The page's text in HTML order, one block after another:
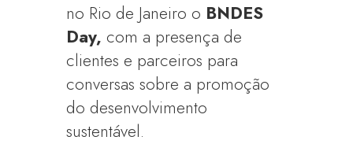
no Rio de Janeiro o BNDES
Day, com a presença de
clientes e parceiros para
conversas sobre a promoção
do desenvolvimento
sustentável.